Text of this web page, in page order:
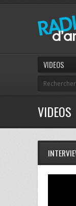
VIDEOS
VIDEOS